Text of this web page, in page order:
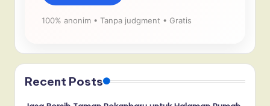
100% anonim • Tanpa judgment • Gratis
Recent Posts